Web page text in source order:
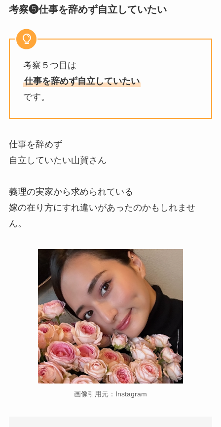
考察❺仕事を辞めず自立していたい
考察５つ目は
仕事を辞めず自立していたい
です。
仕事を辞めず
自立していたい山賀さん
義理の実家から求められている
嫁の在り方にすれ違いがあったのかもしれませ
ん。
画像引用元：Instagram